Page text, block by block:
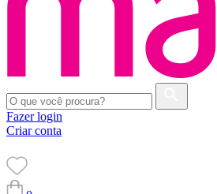
Fazer login
Criar conta